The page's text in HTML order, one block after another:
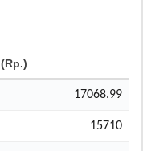
17068.99
15710